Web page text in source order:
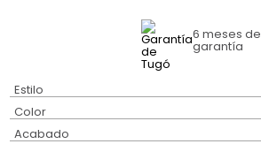
6 meses de
garantía
Estilo
Color
Acabado